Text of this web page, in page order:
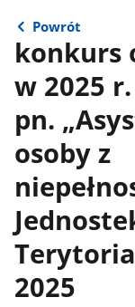
Powrót
konkurs
w 2025
pn.
osoby z
2025